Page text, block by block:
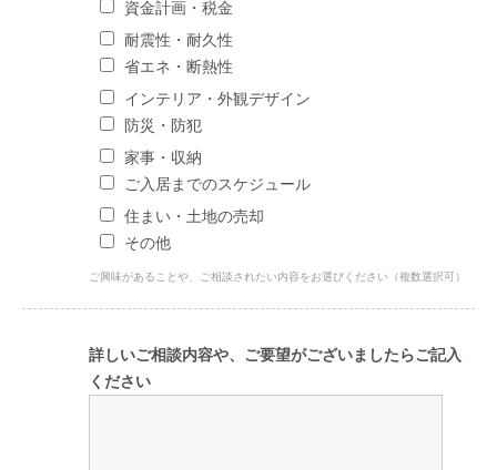
資金計画・税金
耐震性・耐久性
省エネ・断熱性
インテリア・外観デザイン
防災・防犯
家事・収納
ご入居までのスケジュール
住まい・土地の売却
その他
ご興味があることや、ご相談されたい内容をお選びください（複数選択可）
詳しいご相談内容や、ご要望がございましたらご記入
ください